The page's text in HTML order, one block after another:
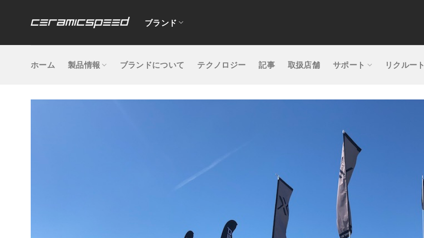
ブランド
ホーム 製品情報 ブランドについて テクノロジー 記事 取扱店舗 サポート リクルート